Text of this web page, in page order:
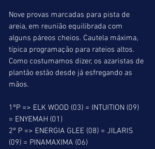
Nove provas marcadas para pista de
areia, em reunião equilibrada com
alguns páreos cheios. Cautela máxima,
típica programação para rateios altos.
Como costumamos dizer, os azaristas de
plantão estão desde já esfregando as
mãos.
1ºP => ELK WOOD (03) = INTUITION (09)
= ENYEMAH (01)
2º P => ENERGIA GLEE (08) = JILARIS
(09) = PINAMAXIMA (06)